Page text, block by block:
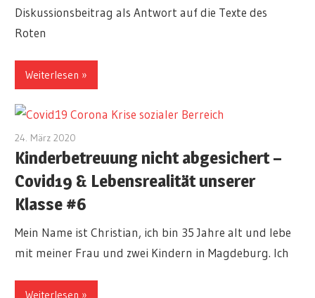
Diskussionsbeitrag als Antwort auf die Texte des
Roten
Weiterlesen
24. März 2020
Kinderbetreuung nicht abgesichert –
Covid19 & Lebensrealität unserer
Klasse #6
Mein Name ist Christian, ich bin 35 Jahre alt und lebe
mit meiner Frau und zwei Kindern in Magdeburg. Ich
Weiterlesen